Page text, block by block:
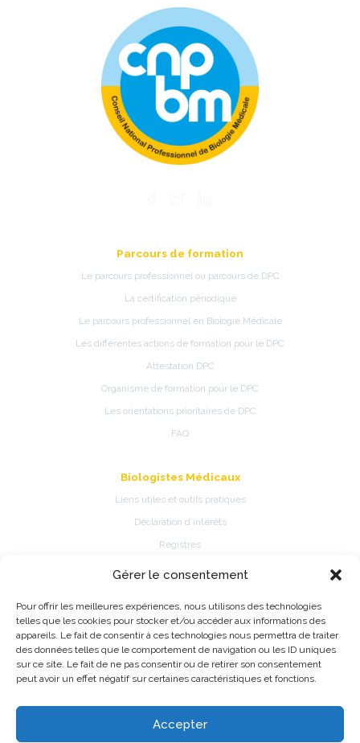
Gérer le consentement
Pour offrir les meilleures expériences, nous utilisons des technologies
telles que les cookies pour stocker et/ou accéder aux informations des
appareils. Le fait de consentir à ces technologies nous permettra de traiter
des données telles que le comportement de navigation ou les ID uniques
sur ce site. Le fait de ne pas consentir ou de retirer son consentement
peut avoir un effet négatif sur certaines caractéristiques et fonctions.
Accepter
Parcours de formation
Le parcours professionnel ou parcours de DPC
La certification périodique
Le parcours professionnel en Biologie Médicale
Les différentes actions de formation pour le DPC
Attestation DPC
Organisme de formation pour le DPC
Les orientations prioritaires de DPC
FAQ
Biologistes Médicaux
Liens utiles et outils pratiques
Déclaration d’intérêts
Registres
Présentation de la spécialité
Pathologies et traitements de la spécialité
Fiches d’information patient
Information Registres de pratique médicale ou épidémiologique